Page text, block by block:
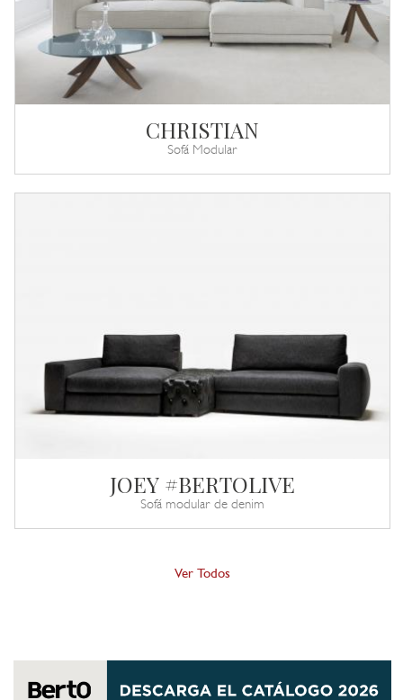
CHRISTIAN
Sofá Modular
JOEY #BERTOLIVE
Sofá modular de denim
Ver Todos